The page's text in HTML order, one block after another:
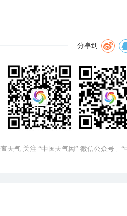
分享到
查天气 关注 “中国天气网” 微信公众号、